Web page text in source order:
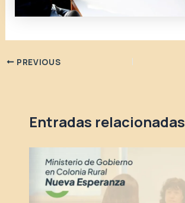
PREVIOUS
Entradas relacionadas